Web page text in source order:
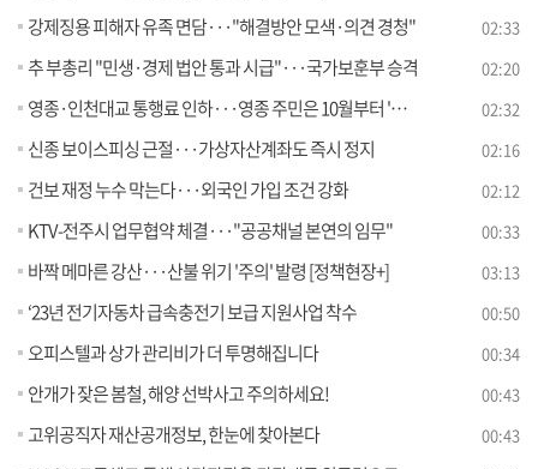
강제징용 피해자 유족 면담···"해결방안 모색·의견 경청" 02:33
추 부총리 "민생·경제 법안 통과 시급"···국가보훈부 승격 02:20
영종·인천대교 통행료 인하···영종 주민은 10월부터 '무료' 02:32
신종 보이스피싱 근절···가상자산계좌도 즉시 정지 02:16
건보 재정 누수 막는다···외국인 가입 조건 강화 02:12
KTV-전주시 업무협약 체결···"공공채널 본연의 임무" 00:33
바짝 메마른 강산···산불 위기 '주의' 발령 [정책현장+] 03:13
‘23년 전기자동차 급속충전기 보급 지원사업 착수 00:50
오피스텔과 상가 관리비가 더 투명해집니다 00:34
안개가 잦은 봄철, 해양 선박사고 주의하세요! 00:43
고위공직자 재산공개정보, 한눈에 찾아본다 00:43